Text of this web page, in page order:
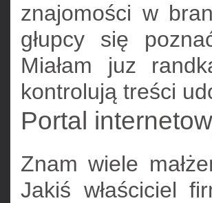
znajomości w
głupcy się
Miałam juz
kontrolują treści
Portal
Znam wiele
Jakiś właściciel